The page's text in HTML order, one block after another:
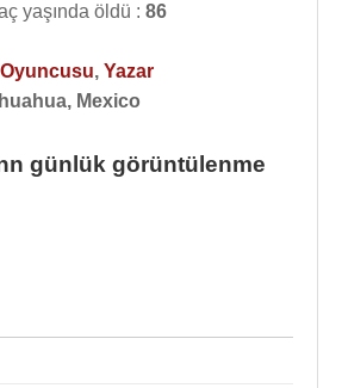
yaşında öldü : 86
, Yazar
Mexico
günlük görüntülenme